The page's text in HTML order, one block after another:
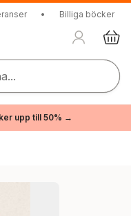
• Billiga böcker
upp till 50% →